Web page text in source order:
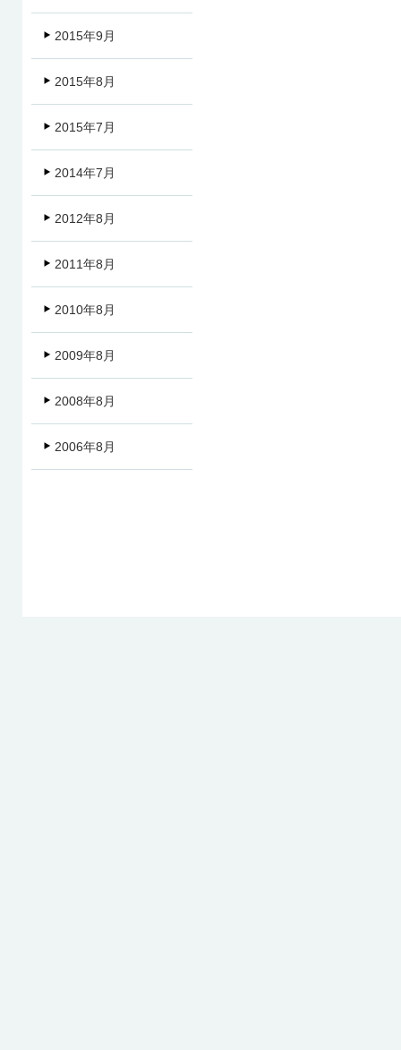
2015年9月
2015年8月
2015年7月
2014年7月
2012年8月
2011年8月
2010年8月
2009年8月
2008年8月
2006年8月